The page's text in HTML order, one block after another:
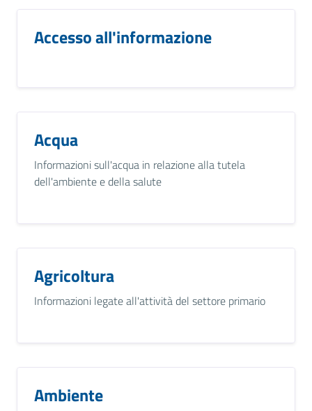
Accesso all'informazione
Acqua
Informazioni sull'acqua in relazione alla tutela
dell'ambiente e della salute
Agricoltura
Informazioni legate all'attività del settore primario
Ambiente